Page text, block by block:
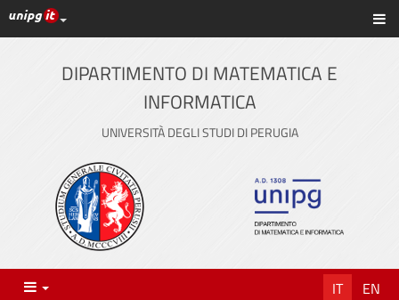
Vai
al
contenuto
principale
Link ai principali servizi web di Ateneo
DIPARTIMENTO DI MATEMATICA E
INFORMATICA
UNIVERSITÀ DEGLI STUDI DI PERUGIA
Menu IT EN